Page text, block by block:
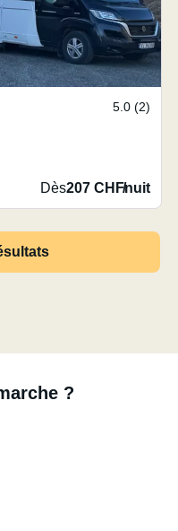
5.0 (2)
Dès207 CHF/nuit
?